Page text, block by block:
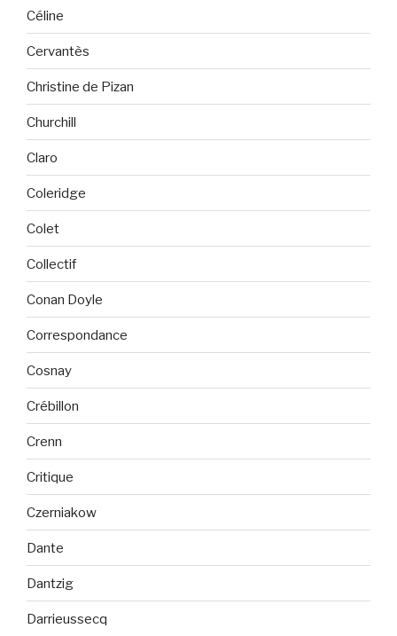
Céline
Cervantès
Christine de Pizan
Churchill
Claro
Coleridge
Colet
Collectif
Conan Doyle
Correspondance
Cosnay
Crébillon
Crenn
Critique
Czerniakow
Dante
Dantzig
Darrieussecq